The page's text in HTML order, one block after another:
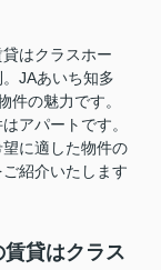
はクラスホー
JAあいち知多
件の魅力です。
アパートです。
に適した物件の
紹介いたします
貸はクラス